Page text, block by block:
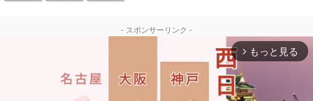
- スポンサーリンク -
arrow_forward_ios もっと見る